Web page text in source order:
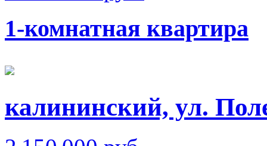
1-комнатная квартира
калининский, ул.